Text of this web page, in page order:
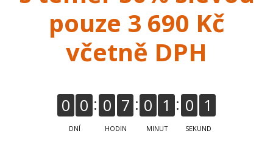
pouze 3 690 Kč
včetně DPH
0 0
DNÍ
0 7
HODIN
0 1
MINUT
0 0
SEKUND